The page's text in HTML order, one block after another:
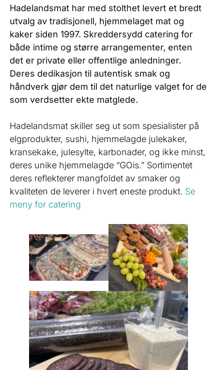
Hadelandsmat har med stolthet levert et bredt
utvalg av tradisjonell, hjemmelaget mat og
kaker siden 1997. Skreddersydd catering for
både intime og større arrangementer, enten
det er private eller offentlige anledninger.
Deres dedikasjon til autentisk smak og
håndverk gjør dem til det naturlige valget for de
som verdsetter ekte matglede.
Hadelandsmat skiller seg ut som spesialister på
elgprodukter, sushi, hjemmelagde julekaker,
kransekake, julesylte, karbonader, og ikke minst,
deres unike hjemmelagde “GOis.” Sortimentet
deres reflekterer mangfoldet av smaker og
kvaliteten de leverer i hvert eneste produkt. Se
meny for catering